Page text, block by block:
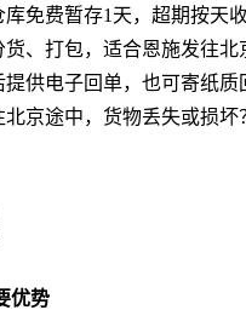
库免费暂存1天，超期按天
货、打包，适合恩施发往
提供电子回单，也可寄纸质
北京途中，货物丢失或损
优势